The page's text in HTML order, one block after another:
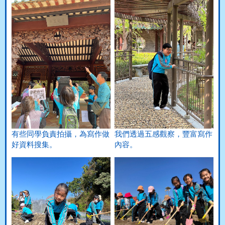
有些同學負責拍攝，為寫作做
好資料搜集。
我們透過五感觀察，豐富寫作
內容。